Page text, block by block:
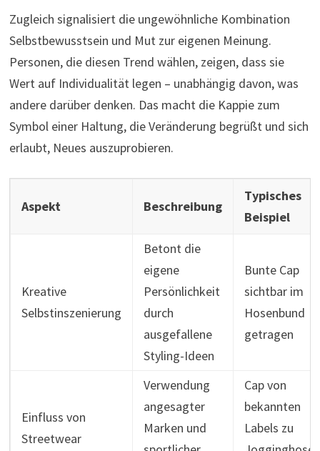
Zugleich signalisiert die ungewöhnliche Kombination
Selbstbewusstsein und Mut zur eigenen Meinung.
Personen, die diesen Trend wählen, zeigen, dass sie
Wert auf Individualität legen – unabhängig davon, was
andere darüber denken. Das macht die Kappie zum
Symbol einer Haltung, die Veränderung begrüßt und sich
erlaubt, Neues auszuprobieren.
Aspekt Beschreibung
Typisches
Beispiel
Kreative
Selbstinszenierung
Betont die
eigene
Persönlichkeit
durch
ausgefallene
Styling-Ideen
Bunte Cap
sichtbar im
Hosenbund
getragen
Einfluss von
Streetwear
Verwendung
angesagter
Marken und
Cap von
bekannten
Labels zu